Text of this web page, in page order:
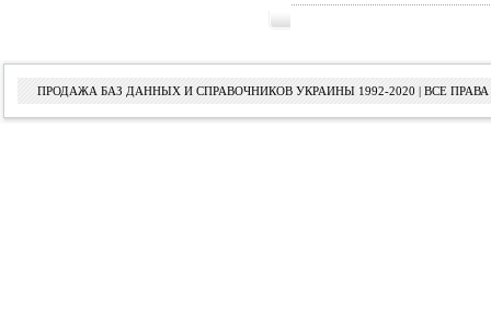
ПРОДАЖА БАЗ ДАННЫХ И СПРАВОЧНИКОВ УКРАИНЫ 1992-2020 | ВСЕ